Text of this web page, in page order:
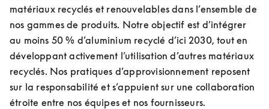
matériaux recyclés et renouvelables dans l’ensemble de
nos gammes de produits. Notre objectif est d’intégrer
au moins 50 % d’aluminium recyclé d’ici 2030, tout en
développant activement l’utilisation d’autres matériaux
recyclés. Nos pratiques d’approvisionnement reposent
sur la responsabilité et s’appuient sur une collaboration
étroite entre nos équipes et nos fournisseurs.